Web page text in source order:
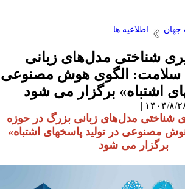
اطلاعیه ها
شناختی مدل‌های زبانی
الگوی هوش مصنوعی
اشتباه» برگزار می شود
مدل‌های زبانی بزرگ در حوزه
مصنوعی در تولید پاسخهای اشتباه»
برگزار می شود